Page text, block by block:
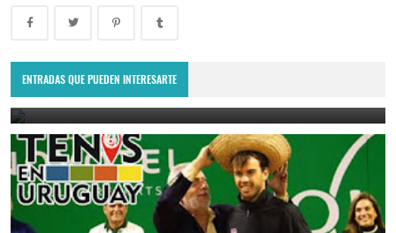
ENTRADAS QUE PUEDEN INTERESARTE
Lima Challenger: Ignacio Carou y Franco Roncadelli participarán en
el torneo ATP de Perú
June 23, 2025